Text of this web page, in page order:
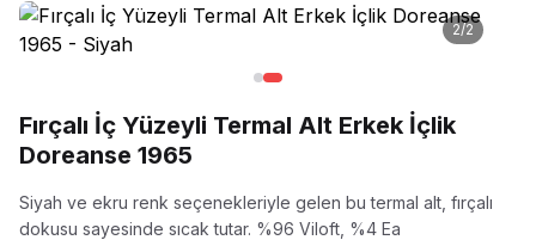
2/2
Fırçalı İç Yüzeyli Termal Alt Erkek İçlik
Doreanse 1965
Siyah ve ekru renk seçenekleriyle gelen bu termal alt, fırçalı
dokusu sayesinde sıcak tutar. %96 Viloft, %4 Ea